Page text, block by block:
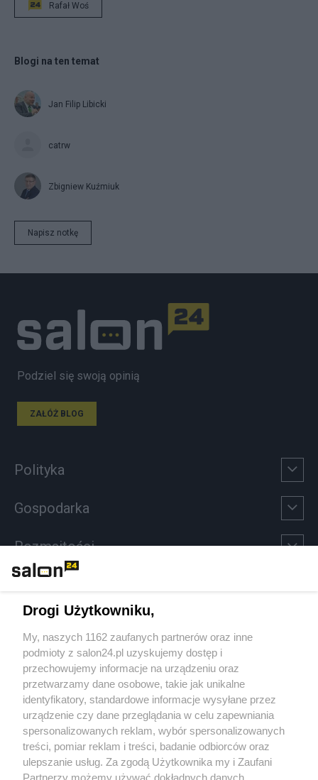
Rafał Woś
Blogi na ten temat
Jan Filip Libicki
catrw
Zbigniew Kuźmiuk
Napisz notkę
Podziel się swoją opinią
ZAŁÓŻ BLOG
Polityka
Gospodarka
Rozmaitości
Sport
Społeczeństwo
Kultura
X Facebook Instagram Youtube
Drogi Użytkowniku,
My, naszych 1162 zaufanych partnerów oraz inne
podmioty z salon24.pl uzyskujemy dostęp i
przechowujemy informacje na urządzeniu oraz
przetwarzamy dane osobowe, takie jak unikalne
identyfikatory, standardowe informacje wysyłane przez
urządzenie czy dane przeglądania w celu zapewniania
spersonalizowanych reklam, wybór spersonalizowanych
treści, pomiar reklam i treści, badanie odbiorców oraz
ulepszanie usług. Za zgodą Użytkownika my i Zaufani
Partnerzy możemy używać dokładnych danych